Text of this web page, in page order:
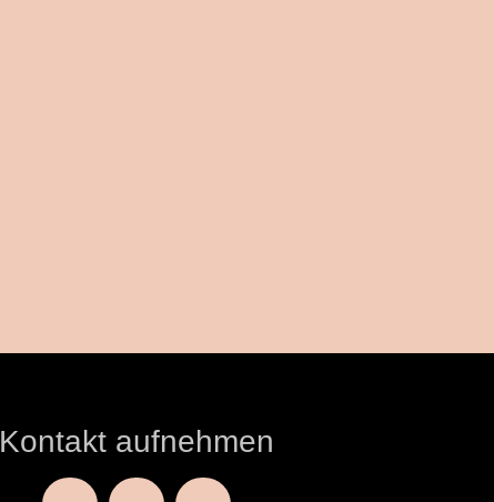
Kontakt aufnehmen